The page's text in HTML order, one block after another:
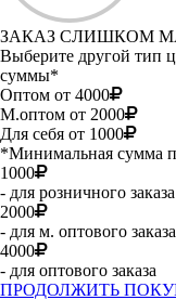
ЗАКАЗ СЛИШКОМ
Выберите другой тип
суммы*
Оптом от 4000
М.оптом от 2000
Для себя от 1000
*Минимальная сумма
1000
- для розничного заказа
2000
- для м. оптового заказа
4000
- для оптового заказа
ПРОДОЛЖИТЬ